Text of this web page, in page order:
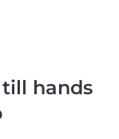
hands